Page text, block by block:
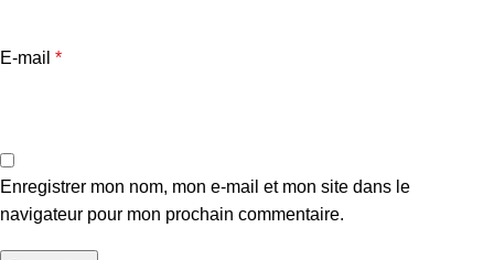
E-mail *
Enregistrer mon nom, mon e-mail et mon site dans le
navigateur pour mon prochain commentaire.